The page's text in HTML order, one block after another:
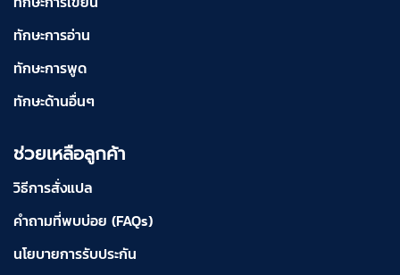
ทักษะการอ่าน
ทักษะการพูด
ทักษะด้านอื่นๆ
ช่วยเหลือลูกค้า
วิธีการสั่งแปล
คำถามที่พบบ่อย (FAQs)
นโยบายการรับประกัน